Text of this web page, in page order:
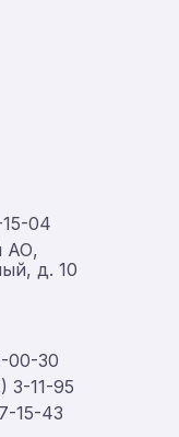
АО,
д. 10
04
00-30
15-43
3-11-95